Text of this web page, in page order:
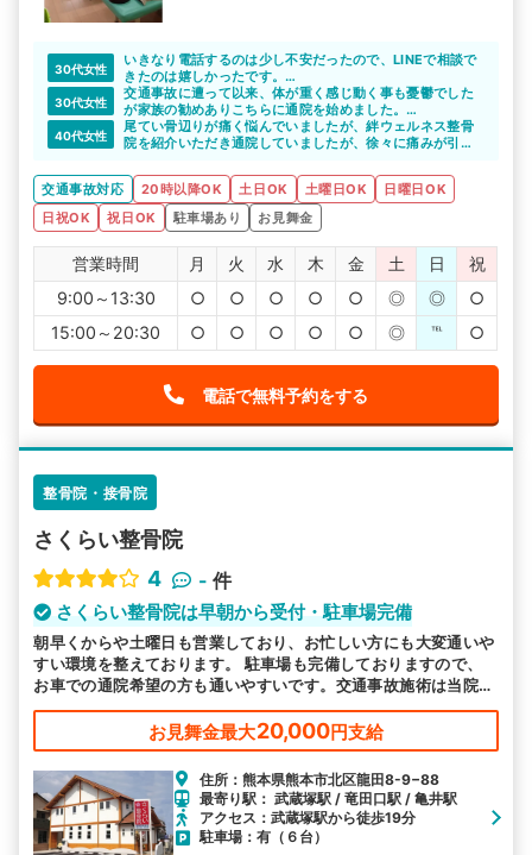
30代女性
いきなり電話するのは少し不安だったので、LINEで相談で
きたのは嬉しかったです。
気になっていた整骨院のメリットを教えてもらえたので、
通院をしたいと思えました。丁寧な対応をしていただいて
感謝しています。
30代女性
交通事故に遭って以来、体が重く感じ動く事も憂鬱でした
が家族の勧めありこちらに通院を始めました。
体が重く車移動なので敷地内に駐車場がある整骨院は非常
に助かりました。先生も優しく定期的に通院を続けていこ
40代女性
尾てい骨辺りが痛く悩んでいましたが、絆ウェルネス整骨
院を紹介いただき通院していましたが、徐々に痛みが引い
交通事故対応
20時以降OK 土日OK 土曜日OK
日曜日OK
日祝OK
祝日OK 駐車場あり お見舞金
営業時間 月 火 水 木 金 土 日
祝
9:00～13:30
○ ○ ○ ○ ○ ◎ ◎
○
15:00～20:30
○ ○ ○ ○ ○ ◎ ℡ ○
電話で無料予約をする
整骨院・接骨院
さくらい整骨院
4
- 件
さくらい整骨院は早朝から受付・駐車場完備
朝早くからや土曜日も営業しており、お忙しい方にも大変通いや
すい環境を整えております。 駐車場も完備しておりますので、
お車での通院希望の方も通いやすいです。交通事故施術は当院に
お任せください。
お見舞金最大20,000円支給
住所：熊本県熊本市北区龍田8-9−88
最寄り駅： 武蔵塚駅 / 竜田口駅 / 亀井駅
アクセス：武蔵塚駅から徒歩19分
駐車場：有（６台）